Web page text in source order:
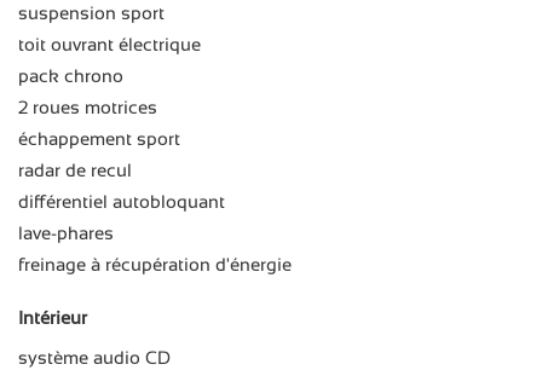
suspension sport
toit ouvrant électrique
pack chrono
2 roues motrices
échappement sport
radar de recul
différentiel autobloquant
lave-phares
freinage à récupération d'énergie
Intérieur
système audio CD